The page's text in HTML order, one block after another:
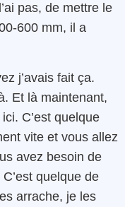
pas, de mettre le
600 mm, il a
j’avais fait ça.
Et là maintenant,
C’est quelque
vite et vous allez
avez besoin de
quelque de
arrache, je les